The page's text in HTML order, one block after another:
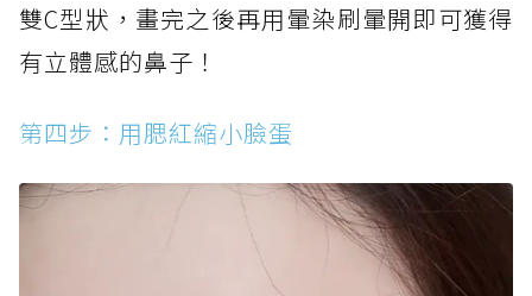
雙C型狀，畫完之後再用暈染刷暈開即可獲得
有立體感的鼻子！
第四步：用腮紅縮小臉蛋